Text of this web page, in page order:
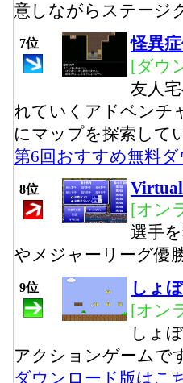
意しながらステージ
7位
怪異
[ダウ
友人
れていくアドベンチ
にマップを探索して
第6回おすすめ無料
8位
Virtual
[オン
選手
やメジャーリーグ優
9位
しょ
[オン
しょ
アクションゲームで
ダウンロード版はこ